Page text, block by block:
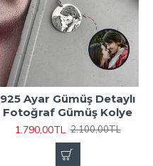
925 Ayar Gümüş Detaylı
Fotoğraf Gümüş Kolye
1.790,00TL 2.100,00TL